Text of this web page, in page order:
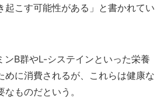
起こす可能性がある」と書かれてい
B群やL-システインといった栄養
めに消費されるが、これらは健康な
ものだという。